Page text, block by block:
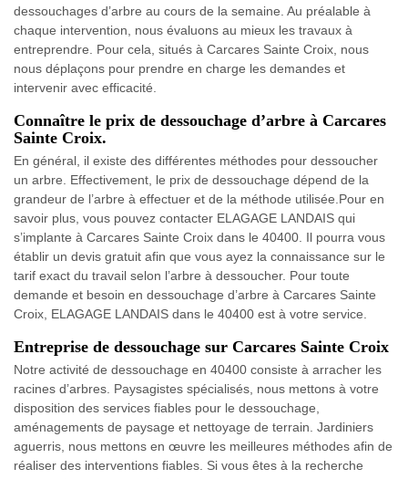
dessouchages d’arbre au cours de la semaine. Au préalable à
chaque intervention, nous évaluons au mieux les travaux à
entreprendre. Pour cela, situés à Carcares Sainte Croix, nous
nous déplaçons pour prendre en charge les demandes et
intervenir avec efficacité.
Connaître le prix de dessouchage d’arbre à Carcares
Sainte Croix.
En général, il existe des différentes méthodes pour dessoucher
un arbre. Effectivement, le prix de dessouchage dépend de la
grandeur de l’arbre à effectuer et de la méthode utilisée.Pour en
savoir plus, vous pouvez contacter ELAGAGE LANDAIS qui
s’implante à Carcares Sainte Croix dans le 40400. Il pourra vous
établir un devis gratuit afin que vous ayez la connaissance sur le
tarif exact du travail selon l’arbre à dessoucher. Pour toute
demande et besoin en dessouchage d’arbre à Carcares Sainte
Croix, ELAGAGE LANDAIS dans le 40400 est à votre service.
Entreprise de dessouchage sur Carcares Sainte Croix
Notre activité de dessouchage en 40400 consiste à arracher les
racines d’arbres. Paysagistes spécialisés, nous mettons à votre
disposition des services fiables pour le dessouchage,
aménagements de paysage et nettoyage de terrain. Jardiniers
aguerris, nous mettons en œuvre les meilleures méthodes afin de
réaliser des interventions fiables. Si vous êtes à la recherche